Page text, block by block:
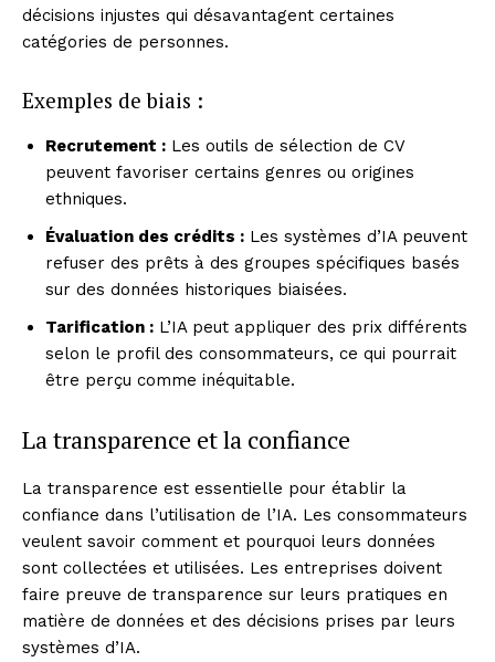
décisions injustes qui désavantagent certaines
catégories de personnes.
Exemples de biais :
Recrutement : Les outils de sélection de CV
peuvent favoriser certains genres ou origines
ethniques.
Évaluation des crédits : Les systèmes d’IA peuvent
refuser des prêts à des groupes spécifiques basés
sur des données historiques biaisées.
Tarification : L’IA peut appliquer des prix différents
selon le profil des consommateurs, ce qui pourrait
être perçu comme inéquitable.
La transparence et la confiance
La transparence est essentielle pour établir la
confiance dans l’utilisation de l’IA. Les consommateurs
veulent savoir comment et pourquoi leurs données
sont collectées et utilisées. Les entreprises doivent
faire preuve de transparence sur leurs pratiques en
matière de données et des décisions prises par leurs
systèmes d’IA.